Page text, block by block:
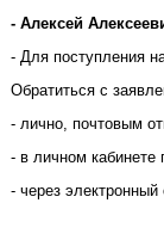
- Алексей
- Для поступления
Обратиться с
- лично, почтовым
- в личном кабинете
- через